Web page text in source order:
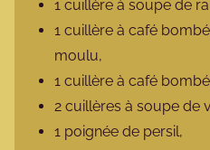
1 cuillère à soupe de
1 cuillère à café
moulu,
1 cuillère à café
2 cuillères à soupe de
1 poignée de persil,